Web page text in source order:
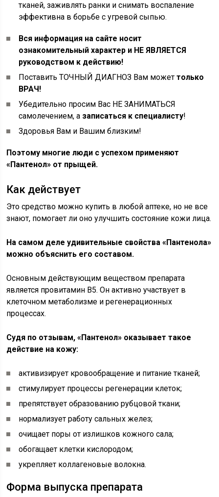
тканей, заживлять ранки и снимать воспаление
эффективна в борьбе с угревой сыпью.
Вся информация на сайте носит
ознакомительный характер и НЕ ЯВЛЯЕТСЯ
руководством к действию!
Поставить ТОЧНЫЙ ДИАГНОЗ Вам можеттолько
ВРАЧ!
Убедительно просим Вас НЕ ЗАНИМАТЬСЯ
самолечением, а записаться к специалисту!
Здоровья Вам и Вашим близким!
Поэтому многие люди с успехом применяют
«Пантенол» от прыщей.
Как действует
Это средство можно купить в любой аптеке, но не все
знают, помогает ли оно улучшить состояние кожи лица.
На самом деле удивительные свойства «Пантенола»
можно объяснить его составом.
Основным действующим веществом препарата
является провитамин В5. Он активно участвует в
клеточном метаболизме и регенерационных
процессах.
Судя по отзывам, «Пантенол» оказывает такое
действие на кожу:
активизирует кровообращение и питание тканей;
стимулирует процессы регенерации клеток;
препятствует образованию рубцовой ткани;
нормализует работу сальных желез;
очищает поры от излишков кожного сала;
обогащает клетки кислородом;
укрепляет коллагеновые волокна.
Форма выпуска препарата